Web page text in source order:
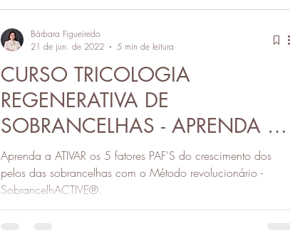
CURSO TRICOLOGIA
REGENERATIVA DE
SOBRANCELHAS - APRENDA A
FAZER OS PELOS NASCEREM
NOVAMENTE
Aprenda a ATIVAR os 5 fatores PAF'S do crescimento dos
pelos das sobrancelhas com o Método revolucionário -
SobrancelhACTIVE®.
Bárbara Figueiredo
21 de jun. de 2022
5 min de leitura